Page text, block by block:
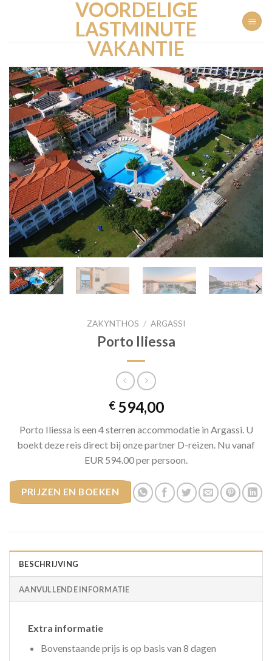
VOORDELIGE
LASTMINUTE
VAKANTIE
ZAKYNTHOS / ARGASSI
Porto Iliessa
€594,00
Porto Iliessa is een 4 sterren accommodatie in Argassi. U
boekt deze reis direct bij onze partner D-reizen. Nu vanaf
EUR 594.00 per persoon.
PRIJZEN EN BOEKEN
BESCHRIJVING
AANVULLENDE INFORMATIE
Extra informatie
Bovenstaande prijs is op basis van 8 dagen